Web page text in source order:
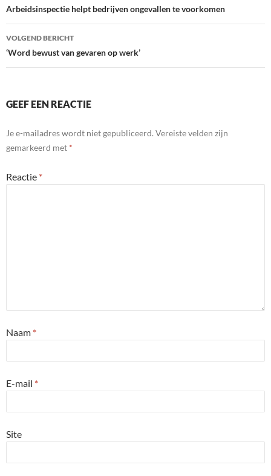
navigatie
Arbeidsinspectie helpt bedrijven ongevallen te voorkomen
VOLGEND BERICHT
‘Word bewust van gevaren op werk’
GEEF EEN REACTIE
Je e-mailadres wordt niet gepubliceerd. Vereiste velden zijn
gemarkeerd met *
Reactie *
Naam *
E-mail *
Site